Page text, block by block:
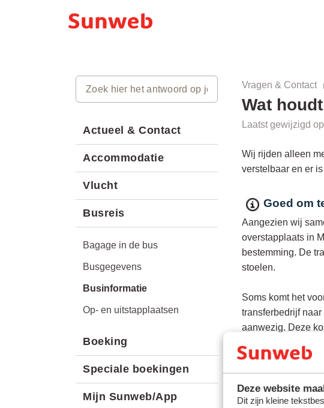
Deze website
Dit zijn kleine
Actueel & Contact
Accommodatie
Vlucht
Busreis
Bagage in de bus
Busgegevens
Businformatie
Op- en uitstapplaatsen
Boeking
Speciale boekingen
Mijn Sunweb/App
Vragen & Contact
Wat
Laatst gewijzigd
Wij rijden alleen
verstelbaar en er
Goed om
Aangezien wij
overstapplaats in
bestemming. De
stoelen.
Soms komt het
transferbedrijf
aanwezig. Deze